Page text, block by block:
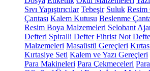
Sıvı Yapıştırıcılar Tebeşir Suluk Resim
Çantası Kalem Kutusu Beslenme
Resim Boya Malzemeleri Selobant
Defteri Spiralli Defter Fihrist Not
Malzemeleri Masaüstü Gereçleri
Kırtasiye Seti Kalem ve Yazı Gereçleri
Para Makineleri Para Çekmeceleri